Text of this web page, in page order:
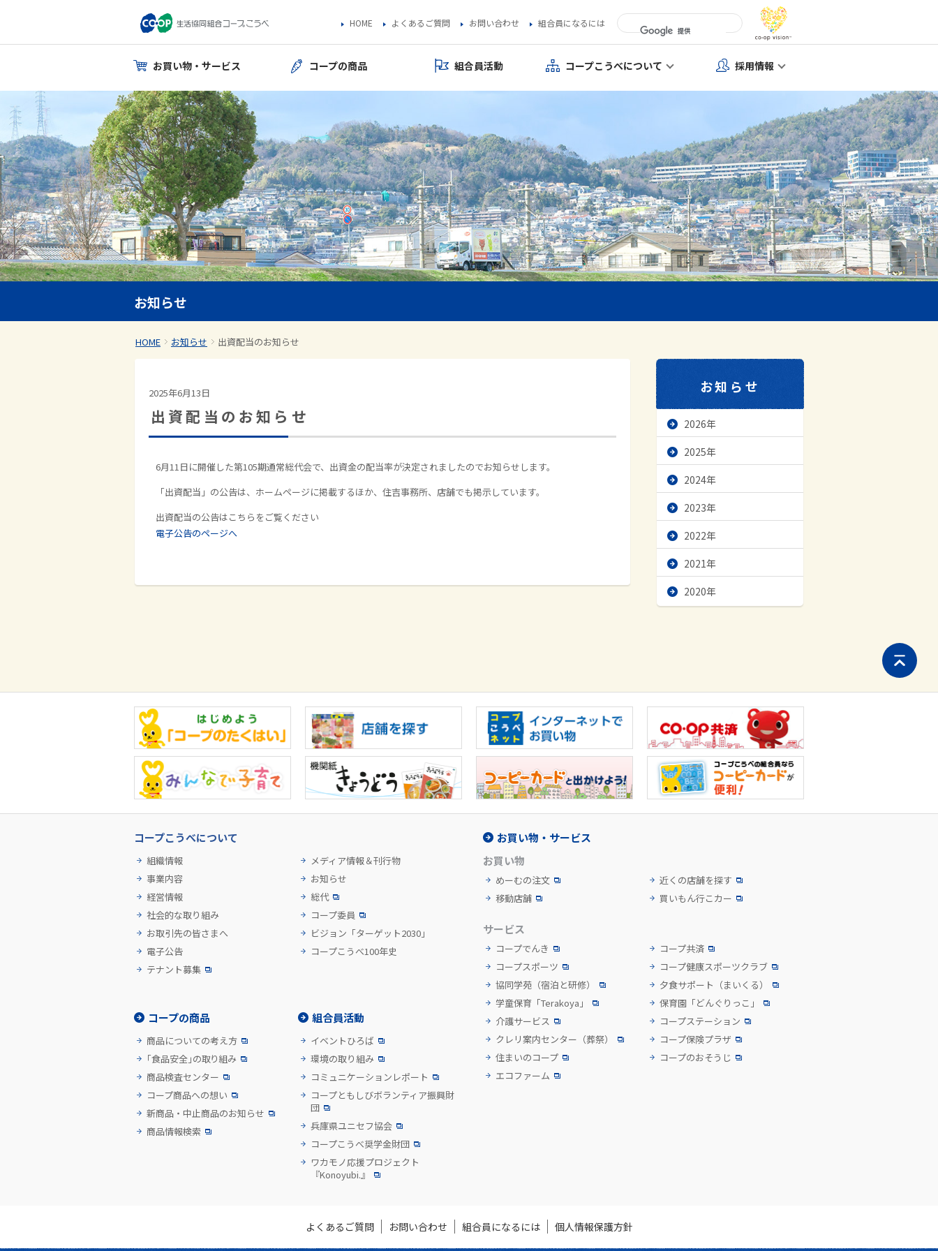
HOME よくあるご質問 お問い合わせ 組合員になるには
お買い物・サービス コープの商品 組合員活動 コープこうべについて 採用情報
お知らせ
HOME お知らせ 出資配当のお知らせ
お知らせ
2026年
2025年
2024年
2023年
2022年
2021年
2020年
2025年6月13日
出資配当のお知らせ
6月11日に開催した第105期通常総代会で、出資金の配当率が決定されましたのでお知らせします。
「出資配当」の公告は、ホームページに掲載するほか、住吉事務所、店舗でも掲示しています。
出資配当の公告はこちらをご覧ください
電子公告のページへ
コープこうべについて
組織情報
事業内容
経営情報
社会的な取り組み
お取引先の皆さまへ
電子公告
テナント募集
メディア情報＆刊行物
お知らせ
総代
コープ委員
ビジョン「ターゲット2030」
コープこうべ100年史
コープの商品
商品についての考え方
「食品安全」の取り組み
商品検査センター
コープ商品への想い
新商品・中止商品のお知らせ
商品情報検索
組合員活動
イベントひろば
環境の取り組み
コミュニケーションレポート
コープともしびボランティア振興財
団
兵庫県ユニセフ協会
コープこうべ奨学金財団
ワカモノ応援プロジェクト
『Konoyubi.』
お買い物・サービス
お買い物
めーむの注文
移動店舗
近くの店舗を探す
買いもん行こカー
サービス
コープでんき
コープ共済
コープスポーツ
コープ健康スポーツクラブ
協同学苑 （宿泊と研修） 夕食サポート （まいくる）
学童保育「Terakoya」
保育園「どんぐりっこ」
介護サービス
コープステーション
クレリ案内センター （葬祭）
コープ保険プラザ
住まいのコープ
コープのおそうじ
エコファーム
よくあるご質問 お問い合わせ 組合員になるには 個人情報保護方針